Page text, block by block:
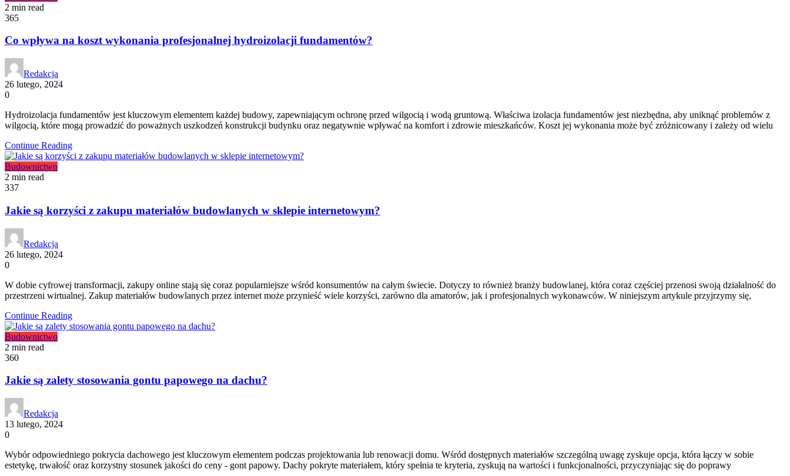
2 min read
365
Co wpływa na koszt wykonania profesjonalnej hydroizolacji fundamentów?
Redakcja
26 lutego, 2024
0
Hydroizolacja fundamentów jest kluczowym elementem każdej budowy, zapewniającym ochronę przed wilgocią i wodą gruntową. Właściwa izolacja fundamentów jest niezbędna, aby uniknąć problemów z
wilgocią, które mogą prowadzić do poważnych uszkodzeń konstrukcji budynku oraz negatywnie wpływać na komfort i zdrowie mieszkańców. Koszt jej wykonania może być zróżnicowany i zależy od wielu
Continue Reading
Budownictwo
2 min read
337
Jakie są korzyści z zakupu materiałów budowlanych w sklepie internetowym?
Redakcja
26 lutego, 2024
0
W dobie cyfrowej transformacji, zakupy online stają się coraz popularniejsze wśród konsumentów na całym świecie. Dotyczy to również branży budowlanej, która coraz częściej przenosi swoją działalność do
przestrzeni wirtualnej. Zakup materiałów budowlanych przez internet może przynieść wiele korzyści, zarówno dla amatorów, jak i profesjonalnych wykonawców. W niniejszym artykule przyjrzymy się,
Continue Reading
Budownictwo
2 min read
360
Jakie są zalety stosowania gontu papowego na dachu?
Redakcja
13 lutego, 2024
0
Wybór odpowiedniego pokrycia dachowego jest kluczowym elementem podczas projektowania lub renowacji domu. Wśród dostępnych materiałów szczególną uwagę zyskuje opcja, która łączy w sobie
estetykę, trwałość oraz korzystny stosunek jakości do ceny ­- gont papowy. Dachy pokryte materiałem, który spełnia te kryteria, zyskują na wartości i funkcjonalności, przyczyniając się do poprawy